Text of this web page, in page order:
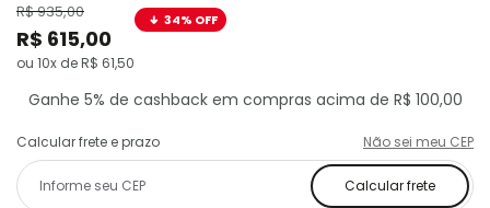
R$ 935,00
R$ 615,00
ou 10x de R$ 61,50
34% OFF
Ganhe 5% de cashback em compras acima de R$ 100,00
Calcular frete e prazo Não sei meu CEP
Calcular frete